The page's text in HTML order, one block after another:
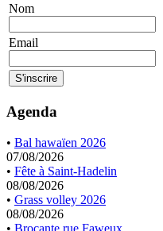
Nom
Email
Agenda
• Bal hawaïen 2026
07/08/2026
• Fête à Saint-Hadelin
08/08/2026
• Grass volley 2026
08/08/2026